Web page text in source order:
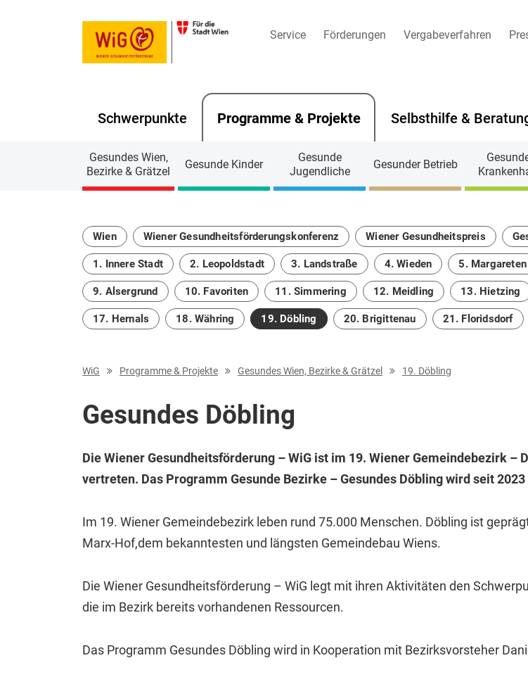
Service Förderungen Vergabeverfahren
Navigation überspringenSchwerpunkte Programme & Projekte Selbsthilfe &
Gesundes Wien,
Bezirke & Grätzel
Gesunde Kinder
Gesunde
Jugendliche
Gesunder Betrieb
Wien Wiener Gesundheitsförderungskonferenz Wiener Gesundheitspreis
1. Innere Stadt 2. Leopoldstadt 3. Landstraße 4. Wieden 5. Margareten
9. Alsergrund 10. Favoriten 11. Simmering 12. Meidling 13. Hietzing
17. Hernals 18. Währing 19. Döbling 20. Brigittenau 21. Floridsdorf
WiG Programme & Projekte Gesundes Wien, Bezirke & Grätzel 19. Döbling
Gesundes Döbling
Die Wiener Gesundheitsförderung – WiG ist im 19. Wiener Gemeindebezirk
vertreten. Das Programm Gesunde Bezirke – Gesundes Döbling wird seit
Im 19. Wiener Gemeindebezirk leben rund 75.000 Menschen. Döbling ist
Marx-Hof,dem bekanntesten und längsten Gemeindebau Wiens.
Die Wiener Gesundheitsförderung – WiG legt mit ihren Aktivitäten den
die im Bezirk bereits vorhandenen Ressourcen.
Das Programm Gesundes Döbling wird in Kooperation mit Bezirksvorsteher